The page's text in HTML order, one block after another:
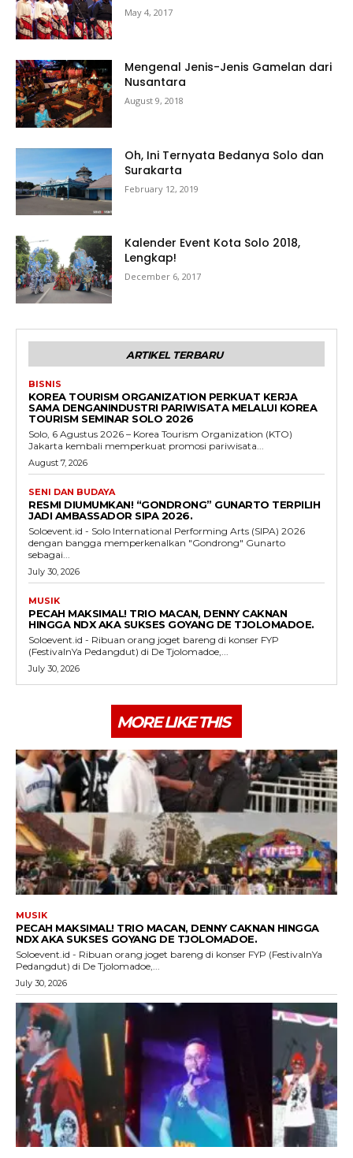
May 4, 2017
Mengenal Jenis-Jenis Gamelan dari
Nusantara
August 9, 2018
Oh, Ini Ternyata Bedanya Solo dan
Surakarta
February 12, 2019
Kalender Event Kota Solo 2018,
Lengkap!
December 6, 2017
ARTIKEL TERBARU
BISNIS
KOREA TOURISM ORGANIZATION PERKUAT KERJA
SAMA DENGANINDUSTRI PARIWISATA MELALUI KOREA
TOURISM SEMINAR SOLO 2026
Solo, 6 Agustus 2026 – Korea Tourism Organization (KTO)
Jakarta kembali memperkuat promosi pariwisata...
August 7, 2026
SENI DAN BUDAYA
RESMI DIUMUMKAN! “GONDRONG” GUNARTO TERPILIH
JADI AMBASSADOR SIPA 2026.
Soloevent.id - Solo International Performing Arts (SIPA) 2026
dengan bangga memperkenalkan "Gondrong" Gunarto
sebagai...
July 30, 2026
MUSIK
PECAH MAKSIMAL! TRIO MACAN, DENNY CAKNAN
HINGGA NDX AKA SUKSES GOYANG DE TJOLOMADOE.
Soloevent.id - Ribuan orang joget bareng di konser FYP
(FestivalnYa Pedangdut) di De Tjolomadoe,...
July 30, 2026
MORE LIKE THIS
MUSIK
PECAH MAKSIMAL! TRIO MACAN, DENNY CAKNAN HINGGA
NDX AKA SUKSES GOYANG DE TJOLOMADOE.
Soloevent.id - Ribuan orang joget bareng di konser FYP (FestivalnYa
Pedangdut) di De Tjolomadoe,...
July 30, 2026